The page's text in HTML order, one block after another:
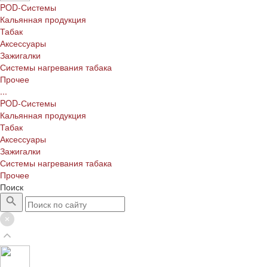
POD-Системы
Кальянная продукция
Табак
Аксессуары
Зажигалки
Системы нагревания табака
Прочее
...
POD-Системы
Кальянная продукция
Табак
Аксессуары
Зажигалки
Системы нагревания табака
Прочее
Поиск